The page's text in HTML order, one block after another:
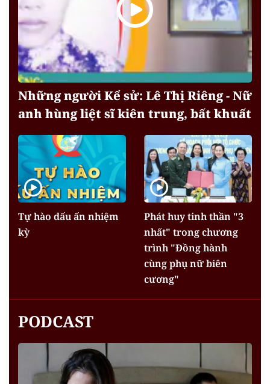
Những người Kể sử: Lê Thị Riêng - Nữ
anh hùng liệt sĩ kiên trung, bất khuất
Tự hào dấu ấn nhiệm
kỳ
Phát huy tinh thần "3
nhất" trong chương
trình "Đồng hành
cùng phụ nữ biên
cương"
PODCAST